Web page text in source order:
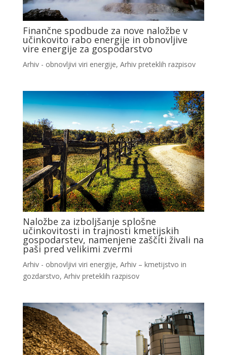
Finančne spodbude za nove naložbe v
učinkovito rabo energije in obnovljive
vire energije za gospodarstvo
Arhiv - obnovljivi viri energije, Arhiv preteklih razpisov
Naložbe za izboljšanje splošne
učinkovitosti in trajnosti kmetijskih
gospodarstev, namenjene zaščiti živali na
paši pred velikimi zvermi
Arhiv - obnovljivi viri energije, Arhiv – kmetijstvo in
gozdarstvo, Arhiv preteklih razpisov